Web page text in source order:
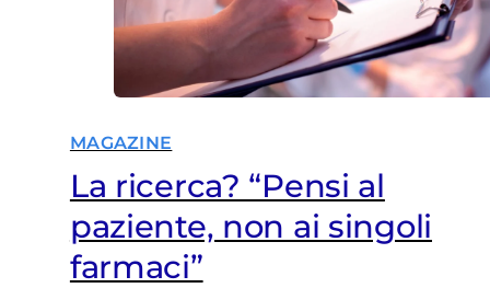
MAGAZINE
La ricerca? “Pensi al
paziente, non ai singoli
farmaci”